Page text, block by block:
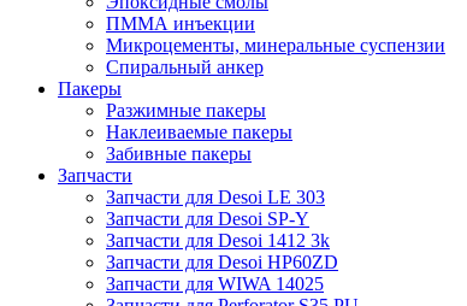
ПММА инъекции
Микроцементы, минеральные суспензии
Спиральный анкер
Пакеры
Разжимные пакеры
Наклеиваемые пакеры
Забивные пакеры
Запчасти
Запчасти для Desoi LE 303
Запчасти для Desoi SP-Y
Запчасти для Desoi 1412 3k
Запчасти для Desoi HP60ZD
Запчасти для WIWA 14025